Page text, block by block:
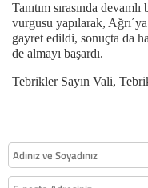
Tanıtım sırasında
vurgusu yapılarak,
gayret edildi, sonuçta da
de almayı başardı.
Tebrikler Sayın Vali,